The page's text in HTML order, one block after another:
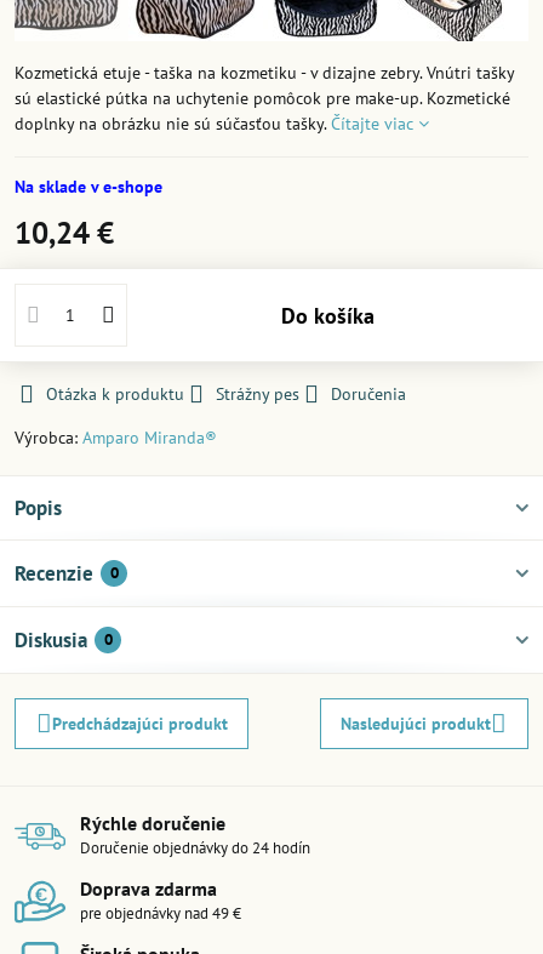
Kozmetická etuje - taška na kozmetiku - v dizajne zebry. Vnútri tašky
sú elastické pútka na uchytenie pomôcok pre make-up. Kozmetické
doplnky na obrázku nie sú súčasťou tašky.Čítajte viac
Na sklade v e-shope
10,24 €
Do košíka
Otázka k produktu Strážny pes
Doručenia
Výrobca: Amparo Miranda®
Popis
Recenzie 0
Diskusia 0
Predchádzajúci produkt Nasledujúci produkt
Rýchle doručenie
Doručenie objednávky do 24 hodín
Doprava zdarma
pre objednávky nad 49 €